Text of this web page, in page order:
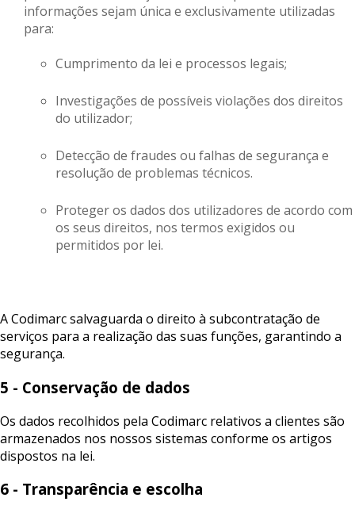
informações sejam única e exclusivamente utilizadas
para:
Cumprimento da lei e processos legais;
Investigações de possíveis violações dos direitos
do utilizador;
Detecção de fraudes ou falhas de segurança e
resolução de problemas técnicos.
Proteger os dados dos utilizadores de acordo com
os seus direitos, nos termos exigidos ou
permitidos por lei.
A Codimarc salvaguarda o direito à subcontratação de
serviços para a realização das suas funções, garantindo a
segurança.
5 - Conservação de dados
Os dados recolhidos pela Codimarc relativos a clientes são
armazenados nos nossos sistemas conforme os artigos
dispostos na lei.
6 - Transparência e escolha